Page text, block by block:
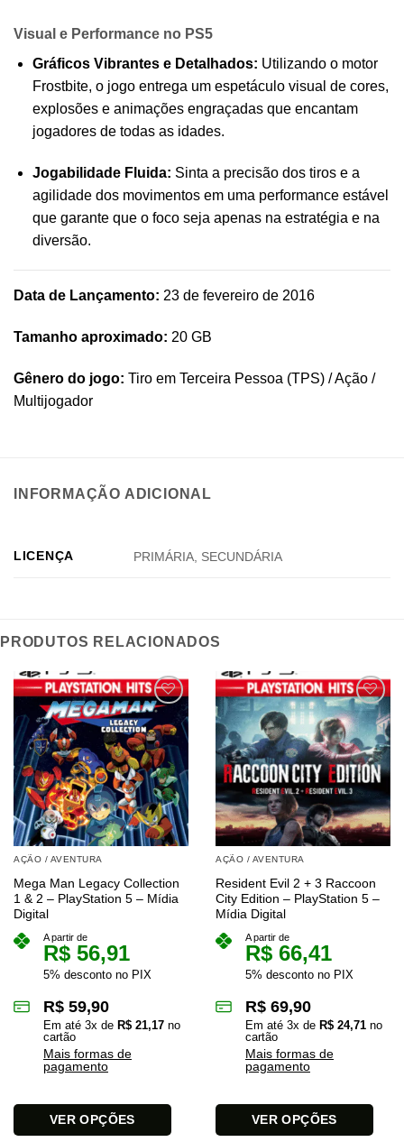
Visual e Performance no PS5
Gráficos Vibrantes e Detalhados: Utilizando o motor
Frostbite, o jogo entrega um espetáculo visual de cores,
explosões e animações engraçadas que encantam
jogadores de todas as idades.
Jogabilidade Fluida: Sinta a precisão dos tiros e a
agilidade dos movimentos em uma performance estável
que garante que o foco seja apenas na estratégia e na
diversão.
Data de Lançamento: 23 de fevereiro de 2016
Tamanho aproximado: 20 GB
Gênero do jogo: Tiro em Terceira Pessoa (TPS) / Ação /
Multijogador
INFORMAÇÃO ADICIONAL
LICENÇA PRIMÁRIA, SECUNDÁRIA
PRODUTOS RELACIONADOS
AÇÃO / AVENTURA
Mega Man Legacy Collection
1 & 2 – PlayStation 5 – Mídia
Digital
A partir de
R$ 56,91
5% desconto no PIX
R$ 59,90
Em até 3x de R$ 21,17 no
cartão
Mais formas de
pagamento
VER OPÇÕES
AÇÃO / AVENTURA
Resident Evil 2 + 3 Raccoon
City Edition – PlayStation 5 –
Mídia Digital
A partir de
R$ 66,41
5% desconto no PIX
R$ 69,90
Em até 3x de R$ 24,71 no
cartão
Mais formas de
pagamento
VER OPÇÕES